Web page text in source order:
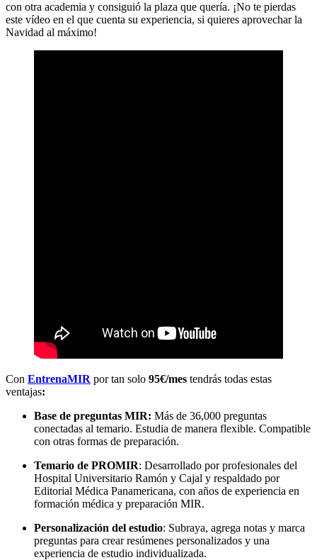
con otra academia y consiguió la plaza que quería. ¡No te pierdas
este vídeo en el que cuenta su experiencia, si quieres aprovechar la
Navidad al máximo!
Con EntrenaMIR por tan solo 95€/mes tendrás todas estas
ventajas:
Base de preguntas MIR: Más de 36,000 preguntas
conectadas al temario. Estudia de manera flexible. Compatible
con otras formas de preparación.
Temario de PROMIR: Desarrollado por profesionales del
Hospital Universitario Ramón y Cajal y respaldado por
Editorial Médica Panamericana, con años de experiencia en
formación médica y preparación MIR.
Personalización del estudio: Subraya, agrega notas y marca
preguntas para crear resúmenes personalizados y una
experiencia de estudio individualizada.